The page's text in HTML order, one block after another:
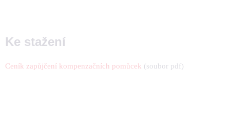
Ke stažení
Ceník zapůjčení kompenzačních pomůcek (soubor pdf)